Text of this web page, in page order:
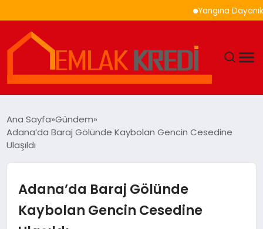
Yangına Dayanıklı
EKONOMI
Ana Sayfa Gündem
Adana’da Baraj Gölünde Kaybolan Gencin Cesedine
Ulaşıldı
Adana’da Baraj Gölünde
Kaybolan Gencin Cesedine